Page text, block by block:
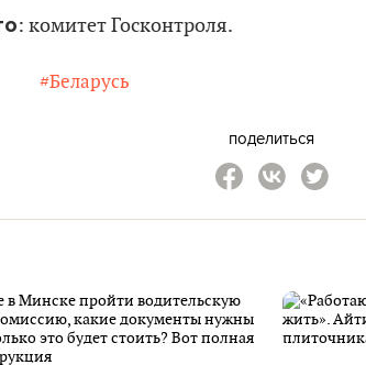
: комитет Госконтроля.
#Беларусь
поделиться